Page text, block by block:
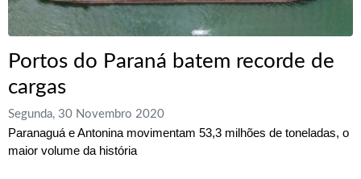
Portos do Paraná batem recorde de
cargas
Segunda, 30 Novembro 2020
Paranaguá e Antonina movimentam 53,3 milhões de toneladas, o
maior volume da história